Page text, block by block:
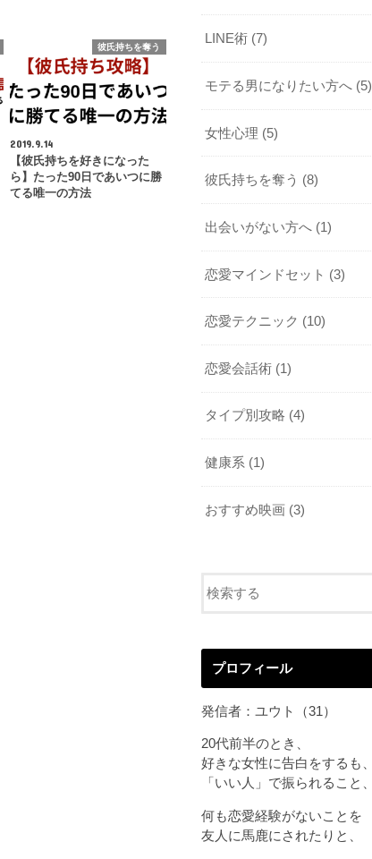
彼氏持ちを奪う
2019.9.14
【彼氏持ちを好きになった
ら】たった90日であいつに勝
てる唯一の方法
LINE術 (7)
モテる男になりたい方へ (5)
女性心理 (5)
彼氏持ちを奪う (8)
出会いがない方へ (1)
恋愛マインドセット (3)
恋愛テクニック (10)
恋愛会話術 (1)
タイプ別攻略 (4)
健康系 (1)
おすすめ映画 (3)
プロフィール
発信者：ユウト（31）
20代前半のとき、
好きな女性に告白をするも、
「いい人」で振られること、
何も恋愛経験がないことを
友人に馬鹿にされたりと、